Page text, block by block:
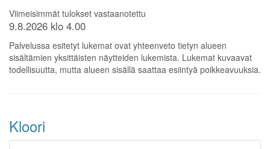
Viimeisimmät tulokset vastaanotettu
9.8.2026 klo 4.00
Palvelussa esitetyt lukemat ovat yhteenveto tietyn alueen
sisältämien yksittäisten näytteiden lukemista. Lukemat kuvaavat
todellisuutta, mutta alueen sisällä saattaa esiintyä poikkeavuuksia.
Kloori